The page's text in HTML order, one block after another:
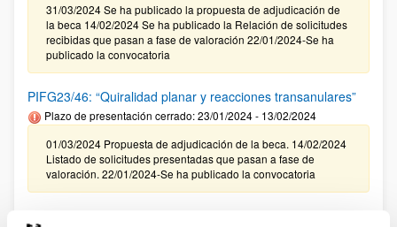
31/03/2024 Se ha publicado la propuesta de adjudicación de
la beca 14/02/2024 Se ha publicado la Relación de solicitudes
recibidas que pasan a fase de valoración 22/01/2024-Se ha
publicado la convocatoria
PIFG23/46: “Quiralidad planar y reacciones transanulares”
Plazo de presentación cerrado: 23/01/2024 - 13/02/2024
01/03/2024 Propuesta de adjudicación de la beca. 14/02/2024
Listado de solicitudes presentadas que pasan a fase de
valoración. 22/01/2024-Se ha publicado la convocatoria